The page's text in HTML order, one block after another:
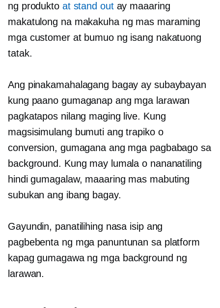
ng produkto at stand outay maaaring
makatulong na makakuha ng mas maraming
mga customer at bumuo ng isang nakatuong
tatak.
Ang pinakamahalagang bagay ay subaybayan
kung paano gumaganap ang mga larawan
pagkatapos nilang maging live. Kung
magsisimulang bumuti ang trapiko o
conversion, gumagana ang mga pagbabago sa
background. Kung may lumala o nananatiling
hindi gumagalaw, maaaring mas mabuting
subukan ang ibang bagay.
Gayundin, panatilihing nasa isip ang
pagbebenta ng mga panuntunan sa platform
kapag gumagawa ng mga background ng
larawan.